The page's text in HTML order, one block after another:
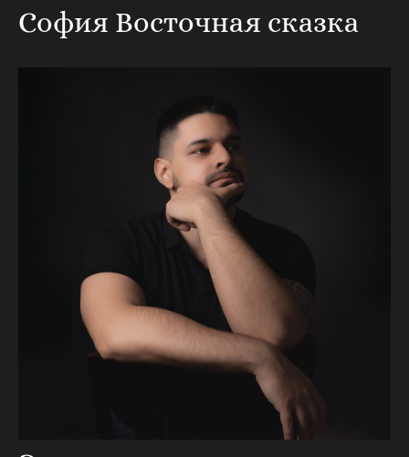
София Восточная сказка